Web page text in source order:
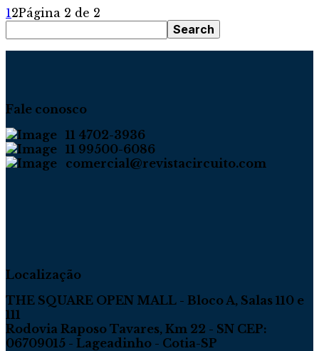
1 2Página 2 de 2
Fale conosco
11 4702-3936
11 99500-6086
comercial@revistacircuito.com
Localização
THE SQUARE OPEN MALL - Bloco A, Salas 110 e
111
Rodovia Raposo Tavares, Km 22 - SN CEP:
06709015 - Lageadinho - Cotia-SP